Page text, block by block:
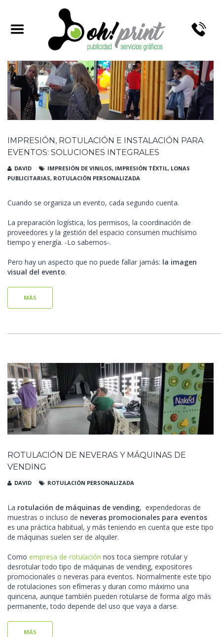
TAG ARCHIVES:ROTULACIÓN PARA EVENTOS
IMPRESIÓN, ROTULACIÓN E INSTALACIÓN PARA
EVENTOS: SOLUCIONES INTEGRALES
DAVID IMPRESIÓN DE VINILOS, IMPRESIÓN TÉXTIL, LONAS
PUBLICITARIAS, ROTULACIÓN PERSONALIZADA
Cuando se organiza un evento, cada segundo cuenta.
La preparación logística, los permisos, la coordinación de
proveedores y la gestión del espacio consumen muchísimo
tiempo y energía. -Lo sabemos-.
Pero hay un aspecto que no puede fallar jamás: la imagen
visual del evento.
MÁS
ROTULACIÓN DE NEVERAS Y MÁQUINAS DE
VENDING
DAVID ROTULACIÓN PERSONALIZADA
La rotulación de máquinas de vending, expendedoras de
muestras o incluso de neveras promocionales para eventos
es una práctica habitual, y más teniendo en cuenta que este tipo
de máquinas suelen ser de alquiler.
Como empresa de rotulación nos toca siempre rotular y
desrotular todo tipo de máquinas de vending, expositores
promocionales o neveras para eventos. Normalmente este tipo
de rotulaciones son efímeras y duran como máximo una
quincena, aunque también pueden rotularse de forma algo más
permanente, todo depende del uso que vaya a darse.
MÁS